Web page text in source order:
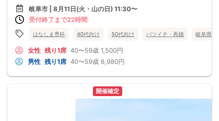
岐阜市 | 8月11日(火・山の日) 11:30〜
受付終了まで22時間
はなしま専科 40代向け 50代向け バツイチ・再婚 岐阜県
女性 残り1席 40〜59歳 1,500円
男性 残り1席 40〜59歳 6,980円
開催確定